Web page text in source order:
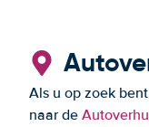
Als u op zoek
naar de